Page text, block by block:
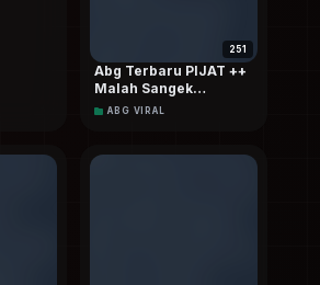
251
Abg Terbaru PIJAT ++
Malah Sangek
Berneran Akhirnya Di
Special Dood HD 4k
ABG VIRAL